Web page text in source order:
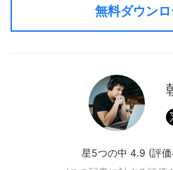
無料ダウン
星5つの中 4.9 (評価